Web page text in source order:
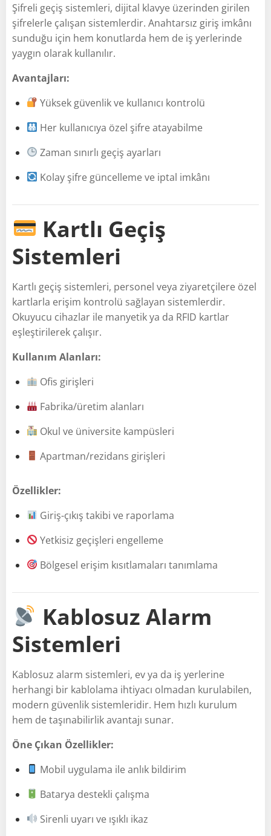
Şifreli geçiş sistemleri, dijital klavye üzerinden girilen
şifrelerle çalışan sistemlerdir. Anahtarsız giriş imkânı
sunduğu için hem konutlarda hem de iş yerlerinde
yaygın olarak kullanılır.
Avantajları:
Yüksek güvenlik ve kullanıcı kontrolü
Her kullanıcıya özel şifre atayabilme
Zaman sınırlı geçiş ayarları
Kolay şifre güncelleme ve iptal imkânı
Kartlı Geçiş
Sistemleri
Kartlı geçiş sistemleri, personel veya ziyaretçilere özel
kartlarla erişim kontrolü sağlayan sistemlerdir.
Okuyucu cihazlar ile manyetik ya da RFID kartlar
eşleştirilerek çalışır.
Kullanım Alanları:
Ofis girişleri
Fabrika/üretim alanları
Okul ve üniversite kampüsleri
Apartman/rezidans girişleri
Özellikler:
Giriş-çıkış takibi ve raporlama
Yetkisiz geçişleri engelleme
Bölgesel erişim kısıtlamaları tanımlama
Kablosuz Alarm
Sistemleri
Kablosuz alarm sistemleri, ev ya da iş yerlerine
herhangi bir kablolama ihtiyacı olmadan kurulabilen,
modern güvenlik sistemleridir. Hem hızlı kurulum
hem de taşınabilirlik avantajı sunar.
Öne Çıkan Özellikler:
Mobil uygulama ile anlık bildirim
Batarya destekli çalışma
Sirenli uyarı ve ışıklı ikaz